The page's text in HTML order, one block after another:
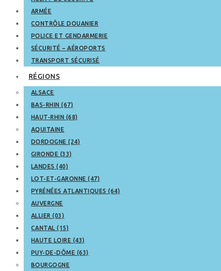
ARMÉE
CONTRÔLE DOUANIER
POLICE ET GENDARMERIE
SÉCURITÉ – AÉROPORTS
TRANSPORT SÉCURISÉ
RÉGIONS
ALSACE
BAS-RHIN (67)
HAUT-RHIN (68)
AQUITAINE
DORDOGNE (24)
GIRONDE (33)
LANDES (40)
LOT-ET-GARONNE (47)
PYRÉNÉES ATLANTIQUES (64)
AUVERGNE
ALLIER (03)
CANTAL (15)
HAUTE LOIRE (43)
PUY-DE-DÔME (63)
BOURGOGNE